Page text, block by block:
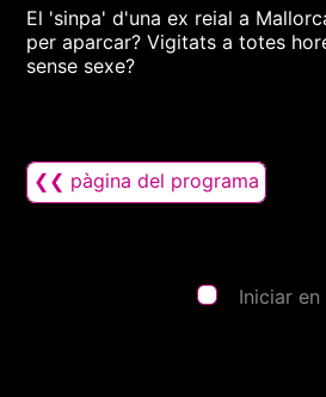
El 'sinpa' d'una ex reial a
per aparcar? Vigitats a totes
sense sexe?
❮❮ pàgina del programa
Iniciar en